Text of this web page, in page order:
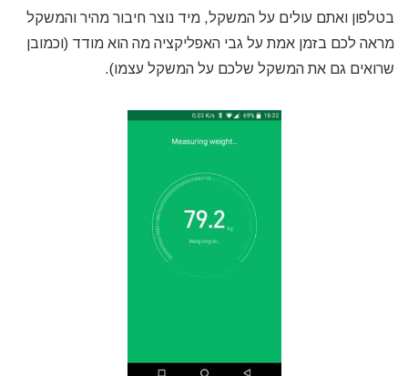
בטלפון ואתם עולים על המשקל, מיד נוצר חיבור מהיר והמשקל
מראה לכם בזמן אמת על גבי האפליקציה מה הוא מודד (וכמובן
שרואים גם את המשקל שלכם על המשקל עצמו).